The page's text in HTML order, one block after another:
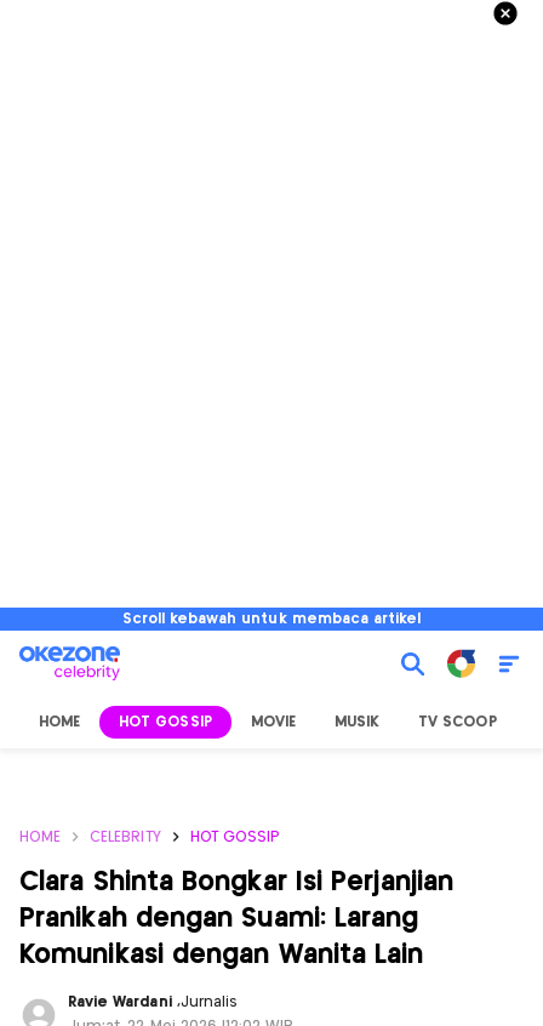
Scroll kebawah untuk membaca artikel
HOME HOT GOSSIP MOVIE MUSIK TV SCOOP
HOME CELEBRITY HOT GOSSIP
Clara Shinta Bongkar Isi Perjanjian
Pranikah dengan Suami: Larang
Komunikasi dengan Wanita Lain
Ravie Wardani ,Jurnalis